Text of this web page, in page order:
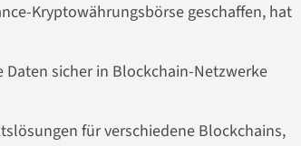
Kryptowährungsbörse geschaffen, hat
Daten sicher in Blockchain-Netzwerke
für verschiedene Blockchains,